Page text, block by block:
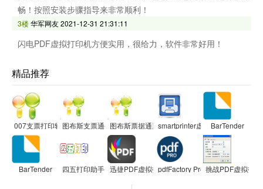
畅！按照安装步骤指导来非常顺利！
3楼华军网友2021-12-31 21:31:11
闪电PDF虚拟打印机方便实用，很给力，软件非常好用！
精品推荐
007支票打印软件图布斯支票通-支票打印软件图布斯票据通票据打印软件smartprinter虚拟打印机
BarTender
BarTender 四五打印助手 迅捷PDF虚拟打印机pdfFactory Pro 挑战PDF虚拟打